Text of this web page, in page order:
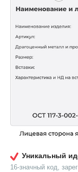
Уникальный
16-значный код,